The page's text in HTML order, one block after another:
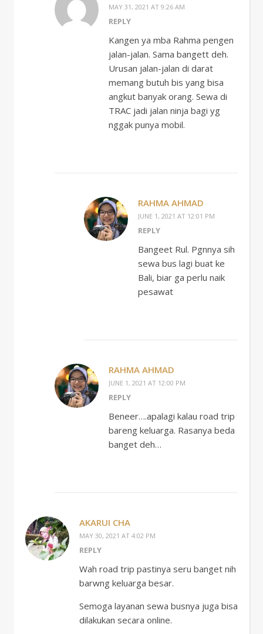
MAY 31, 2021 AT 9:26 AM
REPLY
Kangen ya mba Rahma pengen
jalan-jalan. Sama bangett deh.
Urusan jalan-jalan di darat
memang butuh bis yang bisa
angkut banyak orang. Sewa di
TRAC jadi jalan ninja bagi yg
nggak punya mobil.
RAHMA AHMAD
JUNE 1, 2021 AT 12:01 PM
REPLY
Bangeet Rul. Pgnnya sih
sewa bus lagi buat ke
Bali, biar ga perlu naik
pesawat
RAHMA AHMAD
JUNE 1, 2021 AT 12:00 PM
REPLY
Beneer….apalagi kalau road trip
bareng keluarga. Rasanya beda
banget deh…
AKARUI CHA
MAY 30, 2021 AT 4:02 PM
REPLY
Wah road trip pastinya seru banget nih
barwng keluarga besar.
Semoga layanan sewa busnya juga bisa
dilakukan secara online.